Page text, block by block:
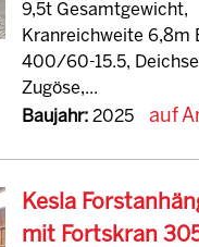
9,5t Gesamtgewicht,
Kranreichweite 6,8m
400/60-15.5,
Zugöse,...
Baujahr:2025 auf
Kesla
mit Fortskran